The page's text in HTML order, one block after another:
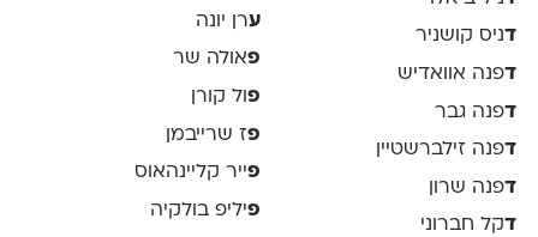
דניס קושניר
דפנה אוואדיש
דפנה גבר
דפנה זילברשטיין
דפנה שרון
דקל חברוני
ערן יונה
פאולה שר
פ ול קורן
פז שרייבמן
פייר קליינהאוס
פיליפ בולקיה